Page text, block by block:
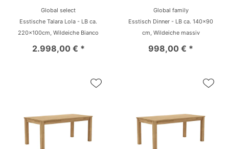
Global select
Esstische Talara Lola - LB ca.
220x100cm, Wildeiche Bianco
2.998,00 € *
Global family
Esstisch Dinner - LB ca. 140x90
cm, Wildeiche massiv
998,00 € *